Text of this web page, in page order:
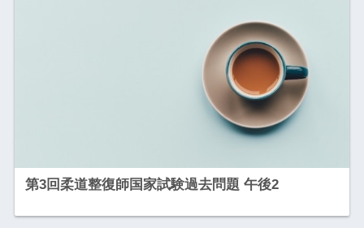
第3回柔道整復師国家試験過去問題 午後2